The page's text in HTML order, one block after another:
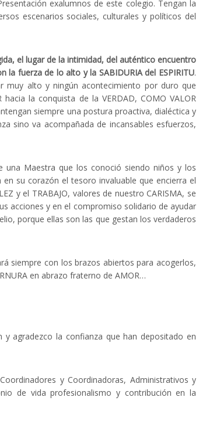
exalumnos de este colegio. Tengan la
escenarios sociales, culturales y políticos del
el lugar de la intimidad, del auténtico encuentro
la fuerza de lo alto y la SABIDURIA del ESPIRITU.
muy alto y ningún acontecimiento por duro que
la conquista de la VERDAD, COMO VALOR
siempre una postura proactiva, dialéctica y
sino va acompañada de incansables esfuerzos,
Maestra que los conoció siendo niños y los
su corazón el tesoro invaluable que encierra el
y el TRABAJO, valores de nuestro CARISMA, se
acciones y en el compromiso solidario de ayudar
porque ellas son las que gestan los verdaderos
siempre con los brazos abiertos para acogerlos,
en abrazo fraterno de AMOR…
agradezco la confianza que han depositado en
y Coordinadoras, Administrativos y
de vida profesionalismo y contribución en la